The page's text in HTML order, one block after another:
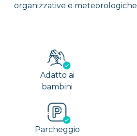
organizzative e meteorologiche
Adatto ai
bambini
Parcheggio